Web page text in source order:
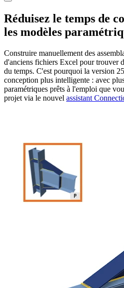
Réduisez le temps de
les modèles
Construire manuellement des
d'anciens fichiers Excel pour trouver
du temps. C'est pourquoi la version
conception plus intelligente : avec
paramétriques prêts à l'emploi que
projet via le nouvel assistant